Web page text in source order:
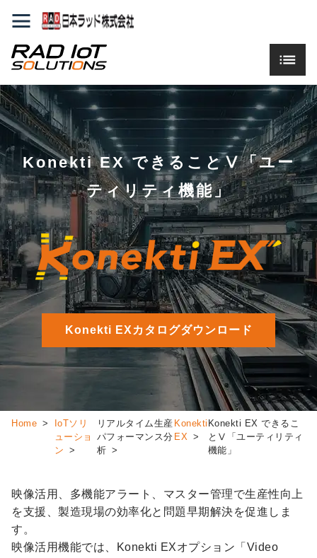
Konekti EX できることⅤ「ユー
ティリティ機能」
Konekti
EX
Konekti EXカタログダウンロード
Home
IoTソリ
ューショ
ン
リアルタイム生産
パフォーマンス分
析
Konekti
EX
Konekti EX できるこ
とⅤ「ユーティリティ
機能」
映像活用、多機能アラート、マスター管理で生産性向上
を支援、製造現場の効率化と問題早期解決を促進しま
す。
映像活用機能では、Konekti EXオプション「Video